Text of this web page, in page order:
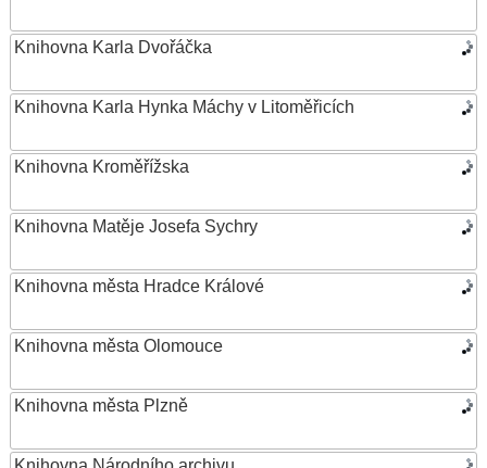
Knihovna Karla Dvořáčka
Knihovna Karla Hynka Máchy v Litoměřicích
Knihovna Kroměřížska
Knihovna Matěje Josefa Sychry
Knihovna města Hradce Králové
Knihovna města Olomouce
Knihovna města Plzně